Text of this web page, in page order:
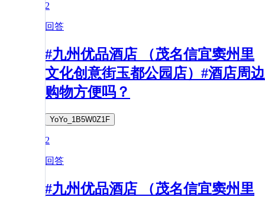
2
回答
#九州优品酒店 （茂名信宜窦州里
文化创意街玉都公园店）#酒店周边
购物方便吗？
YoYo_1B5W0Z1F
2
回答
#九州优品酒店 （茂名信宜窦州里